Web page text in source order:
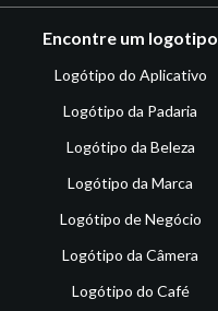
Encontre um logotipo
Logótipo do Aplicativo
Logótipo da Padaria
Logótipo da Beleza
Logótipo da Marca
Logótipo de Negócio
Logótipo da Câmera
Logótipo do Café